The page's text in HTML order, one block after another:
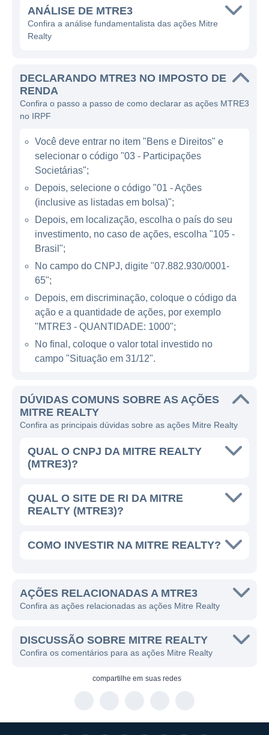
contemporâneos, criando espaços que
promovam o bem-estar e a qualidade de
vida. Uma parte significativa de sua
tendências do mercado, o que a permite
posicionar-se de maneira competitiva em um
setor em constante evolução.
ATUAÇÃO DA MITRE REALTY
O setor imobiliário é conhecido por sua
longo prazo, oferecendo diversas
oportunidades para empresas que sabem
como atuar de modo eficiente. A Mitre Realty
possui um portfólio diversificado, que
abrange desde habitação de alto padrão até
projetos mais acessíveis, buscando sempre
atender um amplo espectro de clientes.
Além do desenvolvimento de novos
empreendimentos, a Mitre Realty também
realiza operações de incorporação, onde
adquire terrenos ou propriedades com
desenvolve projetos que possam ser
comercializados. A empresa busca criar
empreendimentos que se destaquem não
apenas na arquitetura e no design, mas
também em questões como sustentabilidade
LINHAS DE NEGÓCIOS DA MITRE
imóveis residenciais, bem como operações
de incorporação. Seus projetos são
conforto dos futuros moradores, garantindo
que cada empreendimento seja atrativo e
ANÁLISE DE MTRE3
Confira a análise fundamentalista das ações Mitre
Realty
DECLARANDO MTRE3 NO IMPOSTO DE
RENDA
Confira o passo a passo de como declarar as ações MTRE3
no IRPF
Você deve entrar no item "Bens e Direitos" e
selecionar o código "03 - Participações
Societárias";
Depois, selecione o código "01 - Ações
(inclusive as listadas em bolsa)";
Depois, em localização, escolha o país do seu
investimento, no caso de ações, escolha "105 -
Brasil";
No campo do CNPJ, digite "07.882.930/0001-
65";
Depois, em discriminação, coloque o código da
ação e a quantidade de ações, por exemplo
"MTRE3 - QUANTIDADE: 1000";
No final, coloque o valor total investido no
campo "Situação em 31/12".
DÚVIDAS COMUNS SOBRE AS AÇÕES
MITRE REALTY
Confira as principais dúvidas sobre as ações Mitre Realty
QUAL O CNPJ DA MITRE REALTY
(MTRE3)?
QUAL O SITE DE RI DA MITRE
REALTY (MTRE3)?
COMO INVESTIR NA MITRE REALTY?
AÇÕES RELACIONADAS A MTRE3
Confira as ações relacionadas as ações Mitre Realty
DISCUSSÃO SOBRE MITRE REALTY
Confira os comentários para as ações Mitre Realty
compartilhe em suas redes